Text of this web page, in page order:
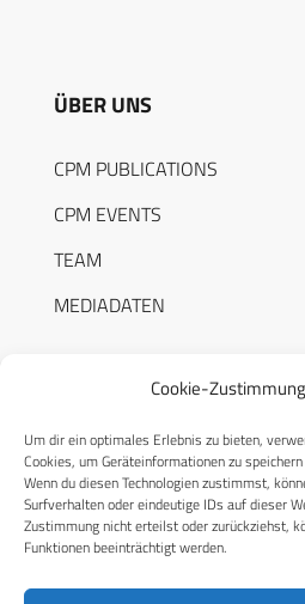
Cookie-
Um dir ein optimales Erlebnis zu bieten,
Cookies, um Geräteinformationen zu
Wenn du diesen Technologien zustimmst,
Surfverhalten oder eindeutige IDs auf dieser
Zustimmung nicht erteilst oder zurückziehst,
Funktionen beeinträchtigt werden.
ÜBER UNS
CPM PUBLICATIONS
CPM EVENTS
TEAM
MEDIADATEN
RECHTLICHES
Datenschutzerklärung
Cookie-Richtlinie (EU)